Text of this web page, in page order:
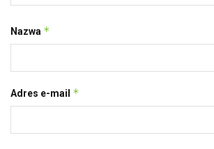
Nazwa *
Adres e-mail *